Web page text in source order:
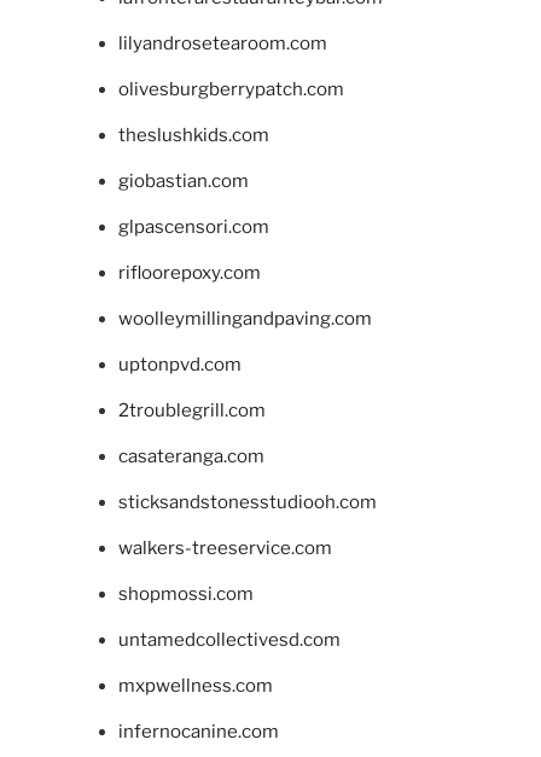
lilyandrosetearoom.com
olivesburgberrypatch.com
theslushkids.com
giobastian.com
glpascensori.com
rifloorepoxy.com
woolleymillingandpaving.com
uptonpvd.com
2troublegrill.com
casateranga.com
sticksandstonesstudiooh.com
walkers-treeservice.com
shopmossi.com
untamedcollectivesd.com
mxpwellness.com
infernocanine.com